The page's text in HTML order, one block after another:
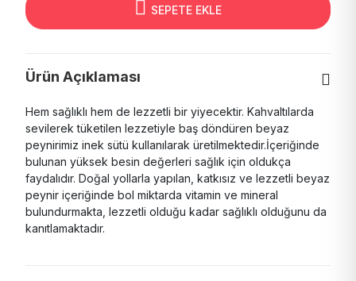
SEPETE EKLE
Ürün Açıklaması
Hem sağlıklı hem de lezzetli bir yiyecektir. Kahvaltılarda
sevilerek tüketilen lezzetiyle baş döndüren beyaz
peynirimiz inek sütü kullanılarak üretilmektedir.İçeriğinde
bulunan yüksek besin değerleri sağlık için oldukça
faydalıdır. Doğal yollarla yapılan, katkısız ve lezzetli beyaz
peynir içeriğinde bol miktarda vitamin ve mineral
bulundurmakta, lezzetli olduğu kadar sağlıklı olduğunu da
kanıtlamaktadır.